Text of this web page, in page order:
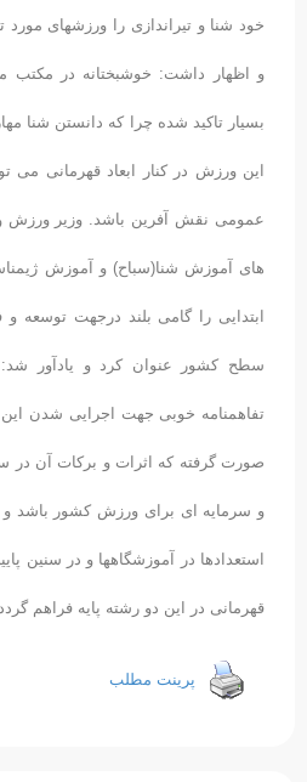
خود شنا و تیراندازی را ورزشهای مورد
و اظهار داشت: خوشبختانه در مکتب
بسیار تاکید شده چرا که دانستن شنا
این ورزش در کنار ابعاد قهرمانی می
عمومی نقش آفرین باشد. وزیر ورزش
های آموزش شنا(سباح) و آموزش
ابتدایی را گامی بلند درجهت توسعه و
سطح کشور عنوان کرد و یادآور شد:
تفاهمنامه خوبی جهت اجرایی شدن
صورت گرفته که اثرات و برکات آن در
و سرمایه ای برای ورزش کشور باشد
استعدادها در آموزشگاهها و در سنین
قهرمانی در این دو رشته پایه فراهم گردد.
پرینت مطلب